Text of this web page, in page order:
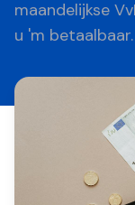
maandelijkse
u 'm betaalbaar.